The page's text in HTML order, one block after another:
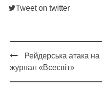
Tweet on twitter
Post
navigation
Рейдерська атака на
журнал «Всесвіт»